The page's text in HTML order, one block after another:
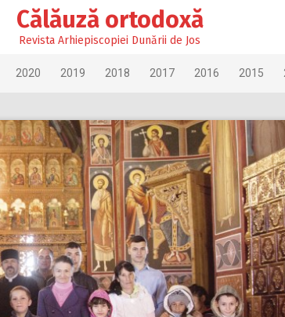
Călăuză ortodoxă
Revista Arhiepiscopiei Dunării de Jos
2020 2019 2018 2017 2016 2015